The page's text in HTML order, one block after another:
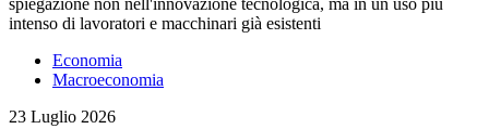
spiegazione non nell'innovazione tecnologica, ma in un uso più
intenso di lavoratori e macchinari già esistenti
Economia
Macroeconomia
23 Luglio 2026